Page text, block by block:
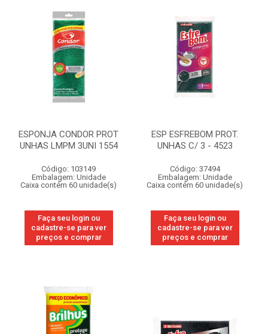
ESPONJA CONDOR PROT
UNHAS LMPM 3UNI 1554
Código: 103149
Embalagem: Unidade
Caixa contém 60 unidade(s)
Faça seu login ou
cadastre-se para ver
preços e comprar
ESP ESFREBOM PROT.
UNHAS C/ 3 - 4523
Código: 37494
Embalagem: Unidade
Caixa contém 60 unidade(s)
Faça seu login ou
cadastre-se para ver
preços e comprar